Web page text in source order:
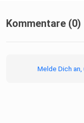
Kommentare (0)
Melde Dich an,